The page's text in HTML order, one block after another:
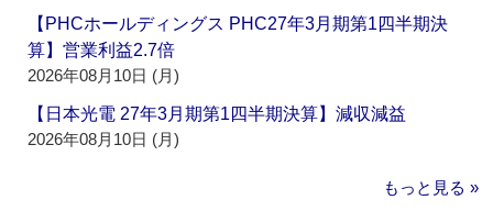
【PHCホールディングス PHC27年3月期第1四半期決
算】営業利益2.7倍
2026年08月10日 (月)
【日本光電 27年3月期第1四半期決算】減収減益
2026年08月10日 (月)
もっと見る »